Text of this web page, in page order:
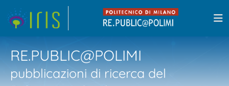
RE.PUBLIC@POLIMI
pubblicazioni di ricerca del